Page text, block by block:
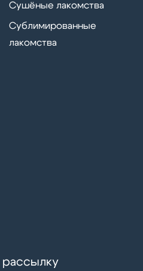
Сушёные лакомства
Сублимированные
лакомства